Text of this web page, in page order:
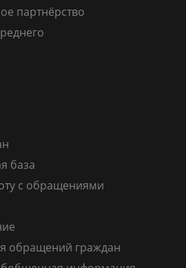
партнёрство
база
с обращениями
обращений граждан